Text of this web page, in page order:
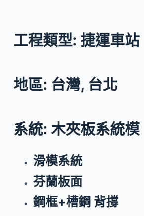
工程類型: 捷運車站
地區: 台灣, 台北
系統: 木夾板系統模
滑模系統
芬蘭板面
鋼框+槽鋼 背撐